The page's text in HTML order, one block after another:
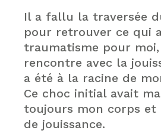
Il a fallu la traversée
pour retrouver ce qui
traumatisme pour
rencontre avec la
a été à la racine de
Ce choc initial avait
toujours mon corps et
de jouissance.